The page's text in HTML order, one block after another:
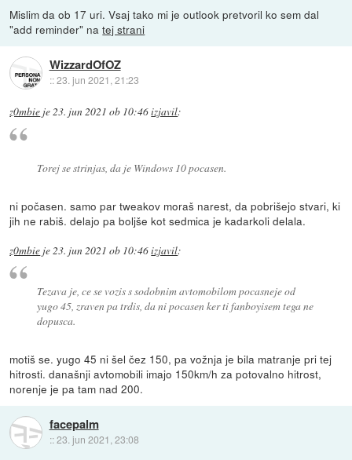
Mislim da ob 17 uri. Vsaj tako mi je outlook pretvoril ko sem dal
"add reminder" natej strani
WizzardOfOZ
::23. jun 2021, 21:23
z0mbie je23. jun 2021 ob 10:46izjavil:
Torej se strinjas, da je Windows 10 pocasen.
ni počasen. samo par tweakov moraš narest, da pobrišejo stvari, ki
jih ne rabiš. delajo pa boljše kot sedmica je kadarkoli delala.
z0mbie je 23. jun 2021 ob 10:46izjavil:
Tezava je, ce se vozis s sodobnim avtomobilom pocasneje od
yugo 45, zraven pa trdis, da ni pocasen ker ti fanboyisem tega ne
dopusca.
motiš se. yugo 45 ni šel čez 150, pa vožnja je bila matranje pri tej
hitrosti. današnji avtomobili imajo 150km/h za potovalno hitrost,
norenje je pa tam nad 200.
facepalm
::23. jun 2021, 23:08